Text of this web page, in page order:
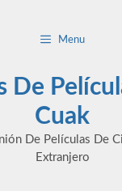
Menu
De
Cuak
De Películas De
Extranjero